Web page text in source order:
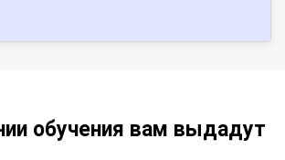
обучения вам выдадут